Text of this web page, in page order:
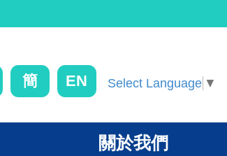
簡 EN Select Language ▼
關於我們